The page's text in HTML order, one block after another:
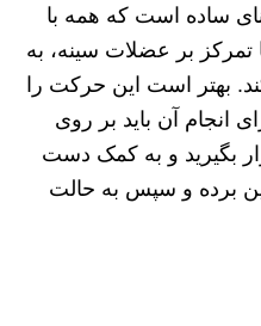
ساده است که همه با
تمرکز بر عضلات سینه، به
بهتر است این حرکت را
برای انجام آن باید بر روی
بگیرید و به کمک دست
برده و سپس به حالت